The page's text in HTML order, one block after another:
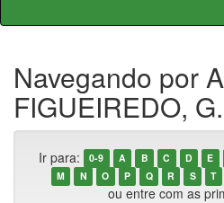
Navegando por
FIGUEIREDO,
Ir para: 0-9 A B C D E
M
N O P Q R S T
ou entre com as